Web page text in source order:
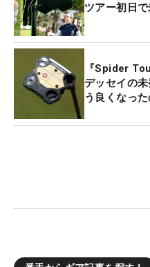
ツアー初日
『Spider
デッセイの
う良くなった